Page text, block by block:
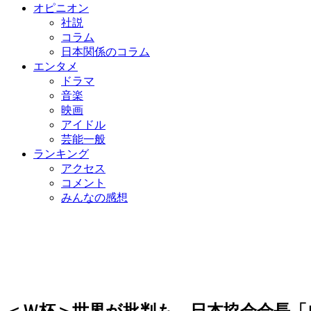
オピニオン
社説
コラム
日本関係のコラム
エンタメ
ドラマ
音楽
映画
アイドル
芸能一般
ランキング
アクセス
コメント
みんなの感想